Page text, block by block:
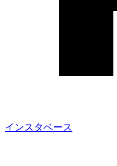
インスタベース